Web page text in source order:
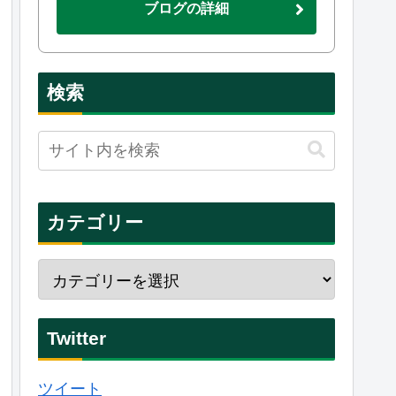
ブログの詳細
検索
カテゴリー
Twitter
ツイート